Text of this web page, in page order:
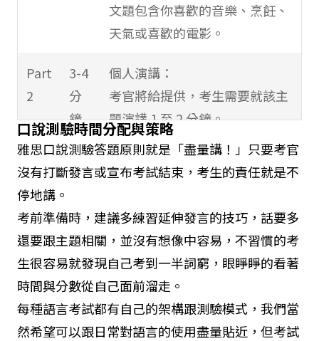
文題包含你喜歡的音樂、烹飪、
天氣或喜歡的電影。
Part
2
3-4
分
鐘
個人演講：
考官將給提供，考生需要就該主
題演講 1 至 2 分鐘。
評估對特定主題是否能使用恰當
的語言，並且有條不紊地組織想
Part
3
4-5
分
鐘
雙向討論：
與 Part 2 演講的主題有關。你將
會以更概括精簡的方式討論該主
題，並向考官展示更深入地論證
與分析。
口說測驗時間分配與策略
雅思口說測驗答題原則就是「盡量講！」只要考官
沒有打斷發言或宣布考試結束，考生的責任就是不
停地講。
考前準備時，建議多練習延伸發言的技巧，話要多
還要跟主題相關，並沒有想像中容易，不習慣的考
生很容易就發現自己考到一半詞窮，眼睜睜的看著
時間與分數從自己面前溜走。
每種語言考試都有自己的架構跟測驗模式，我們當
然希望可以跟日常對語言的使用盡量貼近，但考試